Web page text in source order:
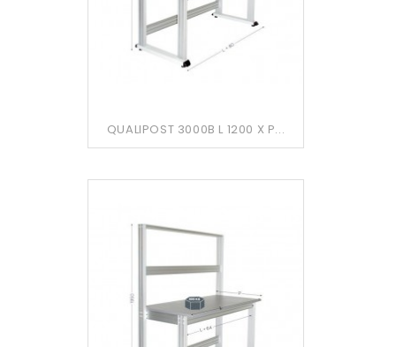
QUALIPOST 3000B L 1200 X P...